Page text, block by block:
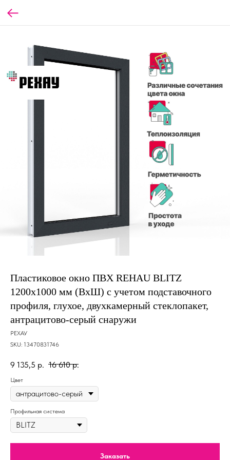
Пластиковое окно ПВХ REHAU BLITZ
1200х1000 мм (ВхШ) с учетом подставочного
профиля, глухое, двухкамерный стеклопакет,
антрацитово-серый снаружи
РЕХАУ
SKU: 13470831746
9 135,5 р. 16 610 р.
Цвет
Профильная система
Заказать